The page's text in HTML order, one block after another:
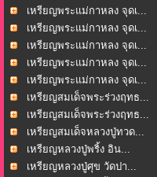
เหรียญพระแม่กาหลง จุดเ...
เหรียญพระแม่กาหลง จุดเ...
เหรียญพระแม่กาหลง จุดเ...
เหรียญพระแม่กาหลง จุดเ...
เหรียญพระแม่กาหลง จุดเ...
เหรียญสมเด็จพระร่วงฤทธ...
เหรียญสมเด็จพระร่วงฤทธ...
เหรียญสมเด็จหลวงปู่ทวด...
เหรียญหลวงปู่พริ้ง อิน...
เหรียญหลวงปู่ศุข วัดปา...